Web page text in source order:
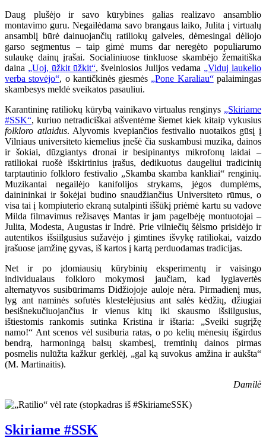
Daug plušėjo ir savo kūrybines galias realizavo ansamblio
montavimo guru. Negailėdama savo brangaus laiko, Julita į virtualų
ansamblį būrė dainuojančių ratiliokų galveles, dėmesingai dėliojo
garso segmentus – taip gimė mums dar neregėto populiarumo
sulaukę dainų įrašai. Socialiniuose tinkluose skambėjo žemaitiška
daina „Uoj, ūžkit ūžkit“, švelniosios Julijos vedama „Viduj laukelio
verba stovėjo“, o kantičkinės giesmės „Pone Karaliau“palaimingas
skambesys meldė sveikatos pasauliui.
Karantininę ratiliokų kūrybą vainikavo virtualus renginys „Skiriame
#SSK“, kuriuo netradiciškai atšventėme šiemet kiek kitaip vykusius
folkloro atlaidus. Alyvomis kvepiančios festivalio nuotaikos gūsį į
Vilniaus universiteto kiemelius įnešė čia suskambusi muzika, dainos
ir šokiai, dūzgiantys dronai ir besipinantys mikrofonų laidai –
ratiliokai ruošė išskirtinius įrašus, dedikuotus daugeliui tradicinių
tarptautinio folkloro festivalio „Skamba skamba kankliai“ renginių.
Muzikantai negailėjo kanifolijos strykams, jėgos dumplėms,
dainininkai ir šokėjai budino snaudžiančius Universiteto rūmus, o
visa tai į kompiuterio ekraną sutalpinti iššūkį priėmė kartu su vadove
Milda filmavimus režisavęs Mantas ir jam pagelbėję montuotojai –
Julita, Modesta, Augustas ir Indrė. Prie vilniečių šėlsmo prisidėjo ir
autentikos išsiilgusius sužavėjo į gimtines išvykę ratiliokai, vaizdo
įrašuose įamžinę gyvas, iš kartos į kartą perduodamas tradicijas.
Net ir po įdomiausių kūrybinių eksperimentų ir vaisingo
individualaus folkloro mokymosi jaučiam, kad lygiavertės
alternatyvos susibūrimams Didžiojoje auloje nėra. Pirmadienį mus,
lyg ant naminės sofutės klestelėjusius ant salės kėdžių, džiugiai
besišnekučiuojančius ir vienus kitų iki skausmo išsiilgusius,
ištiestomis rankomis sutinka Kristina ir ištaria: „Sveiki sugrįžę
namo!“ Ant scenos vėl susiburia ratas, o po kelių mėnesių išgirdus
bendrą, harmoningą balsų skambesį, tremtinių dainos pirmas
posmelis nulūžta kažkur gerklėj, „gal ką suvokus amžina ir aukšta“
(M. Martinaitis).
Damilė
Skiriame #SSK